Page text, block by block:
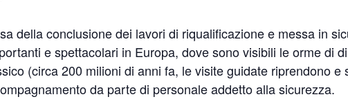
della conclusione dei lavori di riqualificazione e messa in
e spettacolari in Europa, dove sono visibili le orme di
(circa 200 milioni di anni fa, le visite guidate riprendono
da parte di personale addetto alla sicurezza.